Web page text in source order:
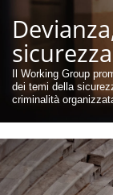
sicurezza
Il Working Group
dei temi della
criminalità